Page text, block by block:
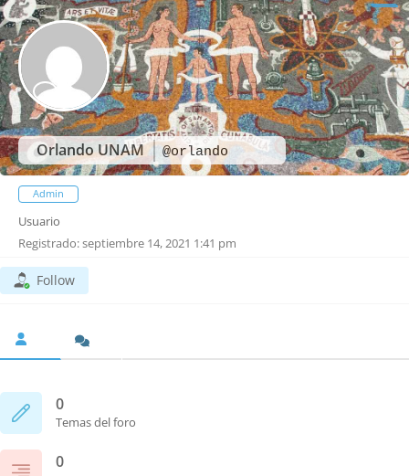
Orlando UNAM @orlando
Admin
Usuario
Registrado: septiembre 14, 2021 1:41 pm
Follow
0
Temas del foro
0